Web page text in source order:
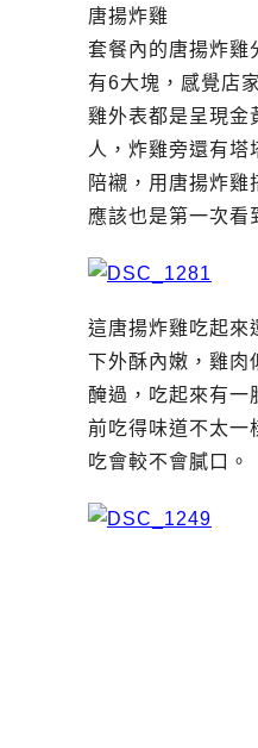
唐揚炸雞
套餐內的唐揚炸雞
有6大塊，感覺店
雞外表都是呈現金
人，炸雞旁還有塔
陪襯，用唐揚炸雞
應該也是第一次看
這唐揚炸雞吃起來
下外酥內嫩，雞肉
醃過，吃起來有一
前吃得味道不太一
吃會較不會膩口。